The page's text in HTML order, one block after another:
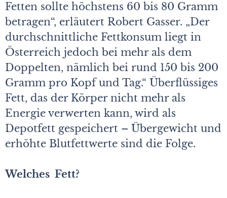
Fetten sollte höchstens 60 bis 80 Gramm
betragen“, erläutert Robert Gasser. „Der
durchschnittliche Fettkonsum liegt in
Österreich jedoch bei mehr als dem
Doppelten, nämlich bei rund 150 bis 200
Gramm pro Kopf und Tag.“ Überflüssiges
Fett, das der Körper nicht mehr als
Energie verwerten kann, wird als
Depotfett gespeichert – Übergewicht und
erhöhte Blutfettwerte sind die Folge.
Welches Fett?